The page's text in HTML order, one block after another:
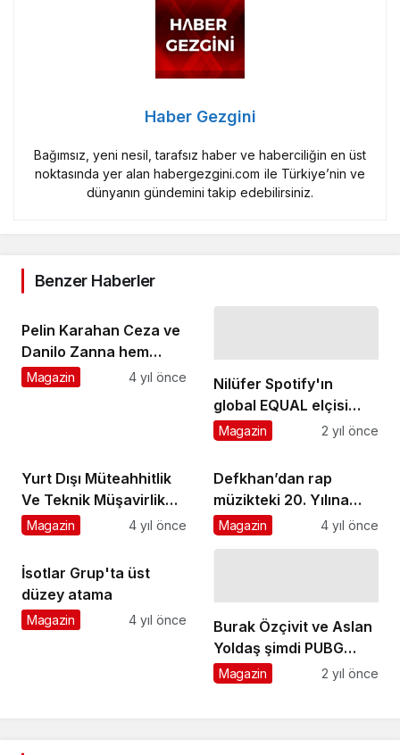
Haber Gezgini
Bağımsız, yeni nesil, tarafsız haber ve haberciliğin en üst
noktasında yer alan habergezgini.com ile Türkiye’nin ve
dünyanın gündemini takip edebilirsiniz.
Benzer Haberler
Pelin Karahan Ceza ve
Danilo Zanna hem
‘Şahane Cuma’
Magazin 4 yıl önce
Nilüfer Spotify'ın
global EQUAL elçisi
oldu
Magazin 2 yıl önce
Yurt Dışı Müteahhitlik
Ve Teknik Müşavirlik
Hizmetlerinde 2022 Yılı
Magazin 4 yıl önce
Defkhan’dan rap
müzikteki 20. Yılına
özel albüm!
Magazin 4 yıl önce
İsotlar Grup'ta üst
düzey atama
Magazin 4 yıl önce
Burak Özçivit ve Aslan
Yoldaş şimdi PUBG
MOBILE'da
Magazin 2 yıl önce